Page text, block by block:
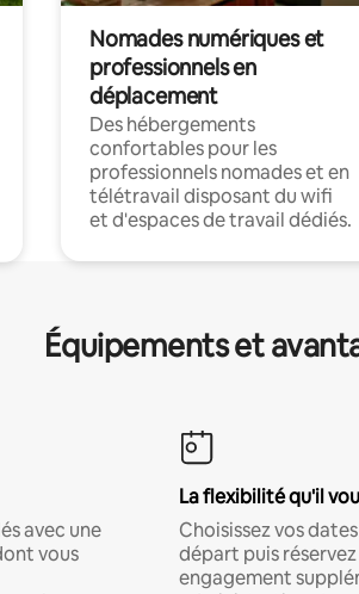
Nomades numériques et
professionnels en
déplacement
Des hébergements
confortables pour les
professionnels nomades et en
télétravail disposant du wifi
et d'espaces de travail dédiés.
Équipements et
avec une
vous
La flexibilité qu'il
Choisissez vos
départ puis
engagement